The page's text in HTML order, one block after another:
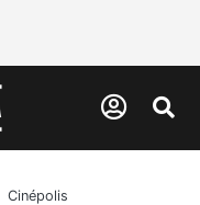
Cinépolis